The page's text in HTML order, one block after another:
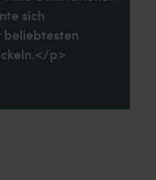
sich
beliebtesten
p>